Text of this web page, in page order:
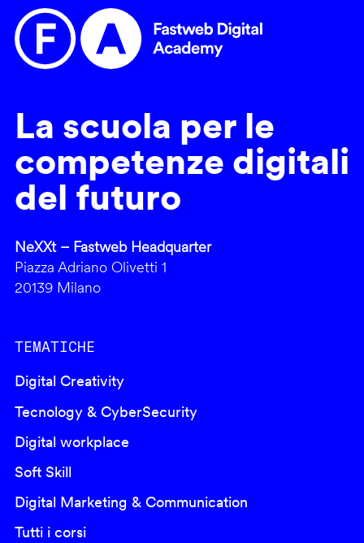
La scuola per le
competenze digitali
del futuro
NeXXt – Fastweb Headquarter
Piazza Adriano Olivetti 1
20139 Milano
TEMATICHE
Digital Creativity
Tecnology & CyberSecurity
Digital workplace
Soft Skill
Digital Marketing & Communication
Tutti i corsi